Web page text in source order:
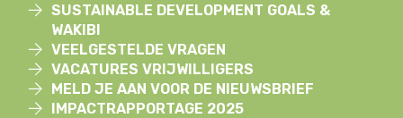
SUSTAINABLE DEVELOPMENT GOALS &
WAKIBI
VEELGESTELDE VRAGEN
VACATURES VRIJWILLIGERS
MELD JE AAN VOOR DE NIEUWSBRIEF
IMPACTRAPPORTAGE 2025